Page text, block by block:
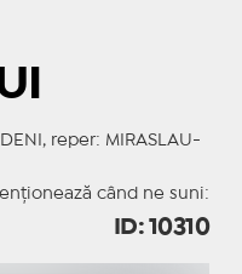
reper: MIRASLAU-
când ne suni:
ID: 10310